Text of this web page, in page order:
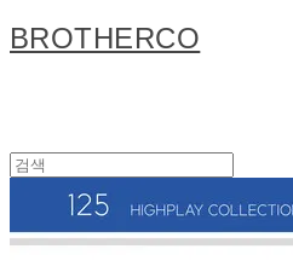
BROTHERCO